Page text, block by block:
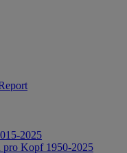
2025
pro Kopf 1950-2025